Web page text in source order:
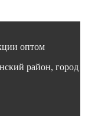
оптом
район, город